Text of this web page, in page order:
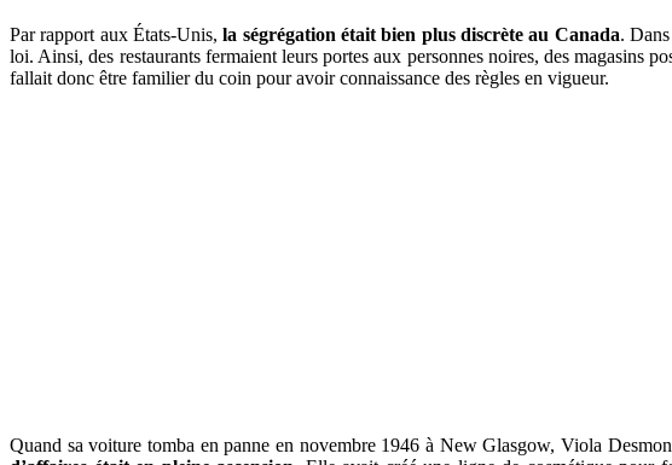
Par rapport aux États-Unis,la ségrégation était bien plus discrète au Canada.
loi. Ainsi, des restaurants fermaient leurs portes aux personnes noires, des magasins
fallait donc être familier du coin pour avoir connaissance des règles en vigueur.
Quand sa voiture tomba en panne en novembre 1946 à New Glasgow, Viola